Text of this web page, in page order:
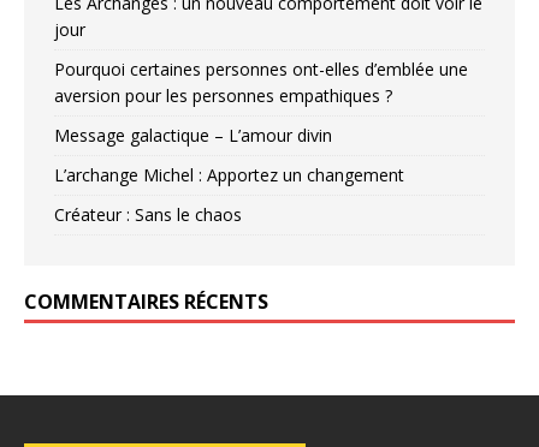
jour
Pourquoi certaines personnes ont-elles d’emblée une
aversion pour les personnes empathiques ?
Message galactique – L’amour divin
L’archange Michel : Apportez un changement
Créateur : Sans le chaos
COMMENTAIRES RÉCENTS